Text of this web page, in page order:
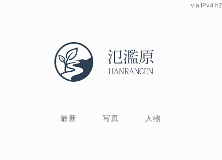
最新 写真 人物
via IPv4 h2